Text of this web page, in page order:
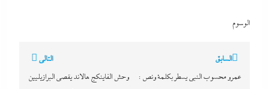
الوسوم
تصفّح
المقالات
السابق
عمرو محسوب النبي يسطر بكلمة ونص :
التالي
وحش الفاينكج هالاند يقصي البرازيليين